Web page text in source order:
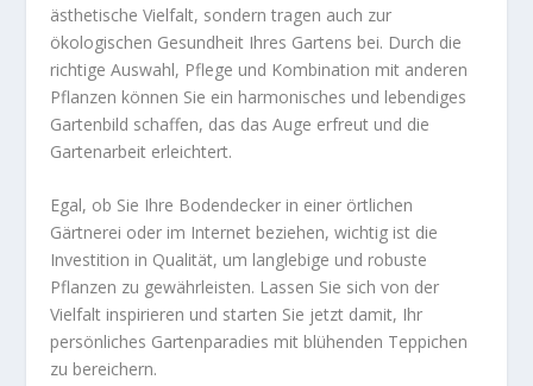
ästhetische Vielfalt, sondern tragen auch zur
ökologischen Gesundheit Ihres Gartens bei. Durch die
richtige Auswahl, Pflege und Kombination mit anderen
Pflanzen können Sie ein harmonisches und lebendiges
Gartenbild schaffen, das das Auge erfreut und die
Gartenarbeit erleichtert.
Egal, ob Sie Ihre Bodendecker in einer örtlichen
Gärtnerei oder im Internet beziehen, wichtig ist die
Investition in Qualität, um langlebige und robuste
Pflanzen zu gewährleisten. Lassen Sie sich von der
Vielfalt inspirieren und starten Sie jetzt damit, Ihr
persönliches Gartenparadies mit blühenden Teppichen
zu bereichern.